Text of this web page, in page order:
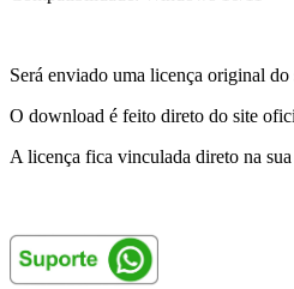
Será enviado uma licença original
O download é feito direto do site
A licença fica vinculada direto na